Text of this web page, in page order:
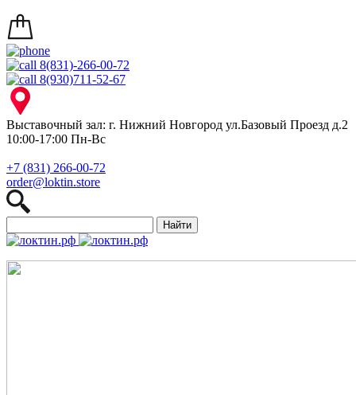
8(831)-266-00-72
8(930)711-52-67
Выставочный зал: г. Нижний Новгород ул.Базовый Проезд д.2
10:00-17:00 Пн-Вс
+7 (831) 266-00-72
order@loktin.store
Найти